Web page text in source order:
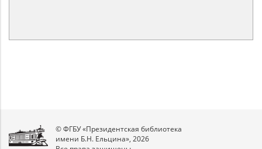
© ФГБУ «Президентская библиотека
имени Б.Н. Ельцина», 2026